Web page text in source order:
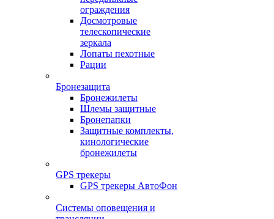
ограждения
Досмотровые
телескопические
зеркала
Лопаты пехотные
Рации
Бронезащита
Бронежилеты
Шлемы защитные
Бронепапки
Защитные комплекты,
кинологические
бронежилеты
GPS трекеры
GPS трекеры АвтоФон
Системы оповещения и